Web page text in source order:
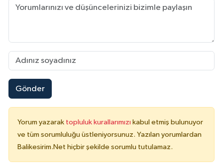
Gönder
Yorum yazarak topluluk kurallarımızı kabul etmiş bulunuyor
ve tüm sorumluluğu üstleniyorsunuz. Yazılan yorumlardan
Balikesirim.Net hiçbir şekilde sorumlu tutulamaz.